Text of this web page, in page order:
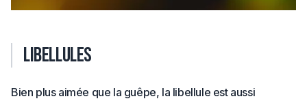
Libellules
Bien plus aimée que la guêpe, la libellule est aussi